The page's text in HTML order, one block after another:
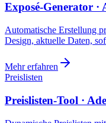
Exposé-Generator ·
Automatische Erstellung
Design, aktuelle Daten,
Mehr erfahren
Preislisten
Preislisten-Tool ·